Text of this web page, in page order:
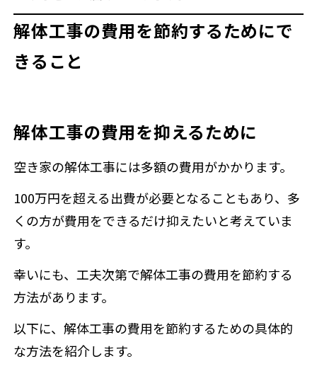
解体工事の費用を節約するためにで
きること
解体工事の費用を抑えるために
空き家の解体工事には多額の費用がかかります。
100万円を超える出費が必要となることもあり、多
くの方が費用をできるだけ抑えたいと考えていま
す。
幸いにも、工夫次第で解体工事の費用を節約する
方法があります。
以下に、解体工事の費用を節約するための具体的
な方法を紹介します。